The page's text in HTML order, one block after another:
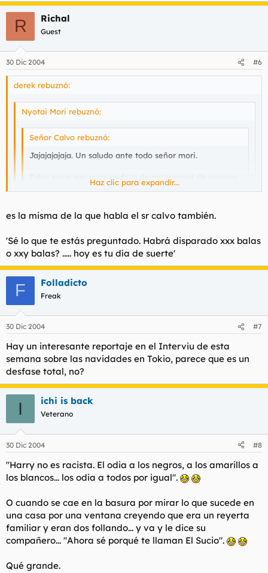
R Richal
Guest
30 Dic 2004 #6
derek rebuznó:
Nyotai Mori rebuznó:
Señor Calvo rebuznó:
Jajajajajaja. Un saludo ante todo señor mori.
Haz clic para expandir...
Son los mejores.
PD: Harry acaba de soltarle al negro el discursito de que le
va a volar la chorla con la magnun, la pipa más potente y
tal.
Esa es la primera escena de la primera pelicula de las 5. no?
Haz clic para expandir...
es la misma de la que habla el sr calvo también.
'Sé lo que te estás preguntado. Habrá disparado xxx balas
o xxy balas? ..... hoy es tu día de suerte'
F Folladicto
Freak
30 Dic 2004 #7
Hay un interesante reportaje en el Interviu de esta
semana sobre las navidades en Tokio, parece que es un
desfase total, no?
I ichi is back
Veterano
30 Dic 2004 #8
"Harry no es racista. El odia a los negros, a los amarillos a
los blancos... los odia a todos por igual".
O cuando se cae en la basura por mirar lo que sucede en
una casa por una ventana creyendo que era un reyerta
familiar y eran dos follando... y va y le dice su
compañero... "Ahora sé porqué te llaman El Sucio".
Qué grande.